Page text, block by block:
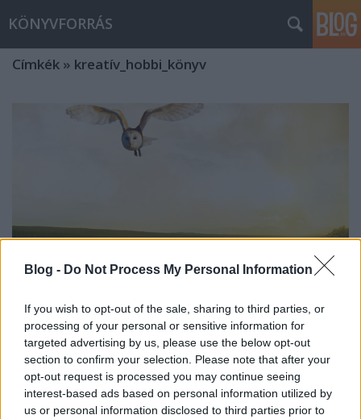
Blog - Do Not Process My Personal Information
If you wish to opt-out of the sale, sharing to third parties, or
processing of your personal or sensitive information for
targeted advertising by us, please use the below opt-out
section to confirm your selection. Please note that after your
opt-out request is processed you may continue seeing
interest-based ads based on personal information utilized by
us or personal information disclosed to third parties prior to
KÖNYVFORRÁS
Címkék » kreatív_hobbi_könyv
Jövő héten már HÚSVÉT! Néztél már
ajándékot? I.